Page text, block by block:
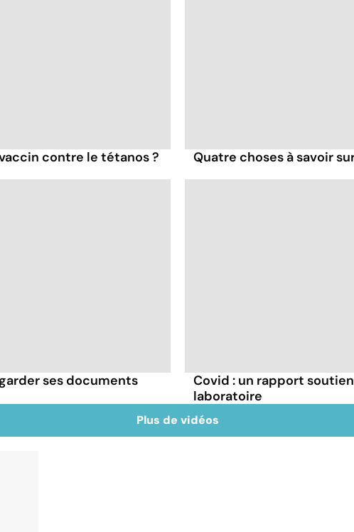
contre le tétanos ? Quatre choses à savoir
ses documents
Covid : un rapport
laboratoire
Plus de vidéos